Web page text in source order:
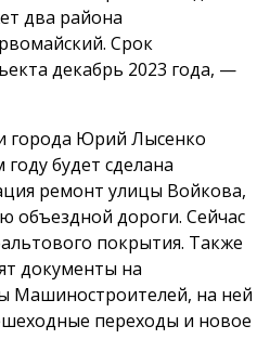
два района
Срок
декабрь 2023 года, —
города Юрий Лысенко
будет сделана
ремонт улицы Войкова,
объездной дороги. Сейчас
покрытия. Также
документы на
Машиностроителей, на ней
переходы и новое